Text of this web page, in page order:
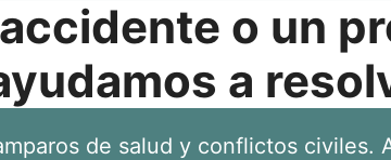
o un
a
de salud y conflictos civiles.